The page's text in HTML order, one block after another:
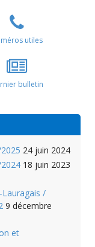
utiles
bulletin
24 juin 2024
18 juin 2023
/
9 décembre
et